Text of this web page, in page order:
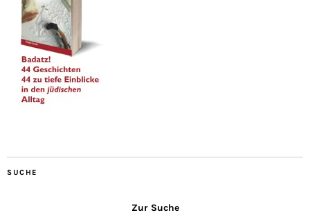
SUCHE
Zur Suche